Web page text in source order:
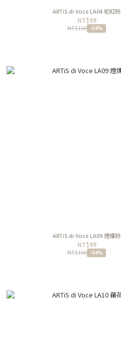
ARTiS di Voce LA04 妃紅粉
NT$99
NT$150 -34%
ARTiS di Voce LA09 煙燻粉
NT$99
NT$150 -34%